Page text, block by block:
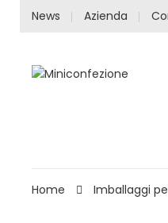
News Azienda
Home Imballaggi